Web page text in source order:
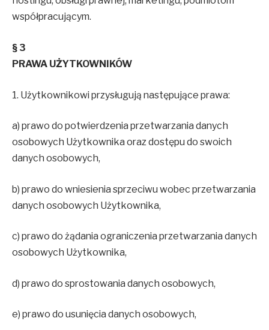
współpracującym.
§ 3
PRAWA UŻYTKOWNIKÓW
1. Użytkownikowi przysługują następujące prawa:
a) prawo do potwierdzenia przetwarzania danych
osobowych Użytkownika oraz dostępu do swoich
danych osobowych,
b) prawo do wniesienia sprzeciwu wobec przetwarzania
danych osobowych Użytkownika,
c) prawo do żądania ograniczenia przetwarzania danych
osobowych Użytkownika,
d) prawo do sprostowania danych osobowych,
e) prawo do usunięcia danych osobowych,